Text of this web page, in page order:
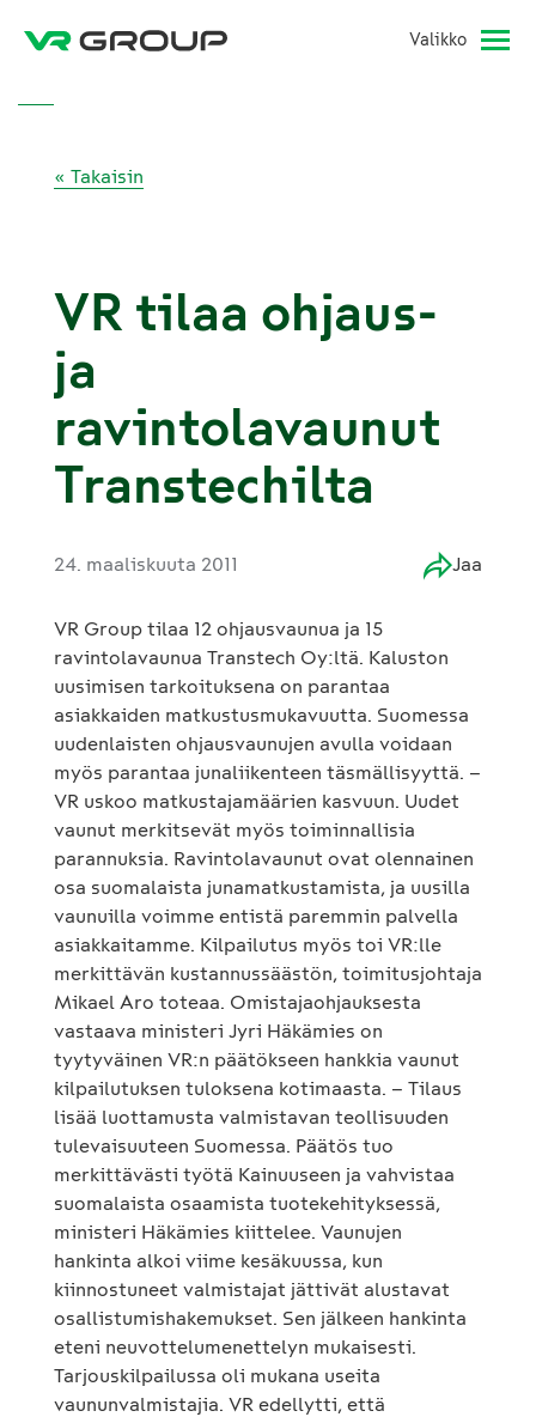
Valikko
« Takaisin
VR tilaa ohjaus-
ja
ravintolavaunut
Transtechilta
24. maaliskuuta 2011 Jaa
VR Group tilaa 12 ohjausvaunua ja 15
ravintolavaunua Transtech Oy:ltä. Kaluston
uusimisen tarkoituksena on parantaa
asiakkaiden matkustusmukavuutta. Suomessa
uudenlaisten ohjausvaunujen avulla voidaan
myös parantaa junaliikenteen täsmällisyyttä. –
VR uskoo matkustajamäärien kasvuun. Uudet
vaunut merkitsevät myös toiminnallisia
parannuksia. Ravintolavaunut ovat olennainen
osa suomalaista junamatkustamista, ja uusilla
vaunuilla voimme entistä paremmin palvella
asiakkaitamme. Kilpailutus myös toi VR:lle
merkittävän kustannussäästön, toimitusjohtaja
Mikael Aro toteaa. Omistajaohjauksesta
vastaava ministeri Jyri Häkämies on
tyytyväinen VR:n päätökseen hankkia vaunut
kilpailutuksen tuloksena kotimaasta. – Tilaus
lisää luottamusta valmistavan teollisuuden
tulevaisuuteen Suomessa. Päätös tuo
merkittävästi työtä Kainuuseen ja vahvistaa
suomalaista osaamista tuotekehityksessä,
ministeri Häkämies kiittelee. Vaunujen
hankinta alkoi viime kesäkuussa, kun
kiinnostuneet valmistajat jättivät alustavat
osallistumishakemukset. Sen jälkeen hankinta
eteni neuvottelumenettelyn mukaisesti.
Tarjouskilpailussa oli mukana useita
vaununvalmistajia. VR edellytti, että